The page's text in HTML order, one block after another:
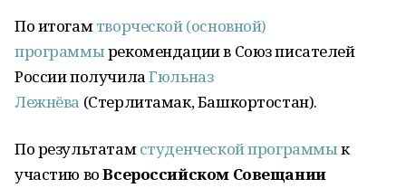
По итогамтворческой (основной)
программырекомендации в Союз писателей
России получилаГюльназ
Лежнёва (Стерлитамак, Башкортостан).
По результатамстуденческой программык
участию воВсероссийском Совещании